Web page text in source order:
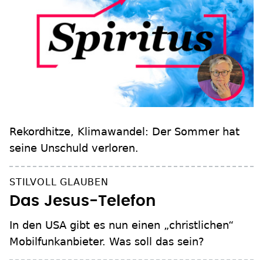
Rekordhitze, Klimawandel: Der Sommer hat
seine Unschuld verloren.
STILVOLL GLAUBEN
Das Jesus-Telefon
In den USA gibt es nun einen „christlichen“
Mobilfunkanbieter. Was soll das sein?